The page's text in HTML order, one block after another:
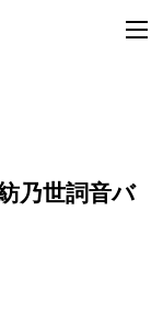
t
o
g
乃世詞音バ